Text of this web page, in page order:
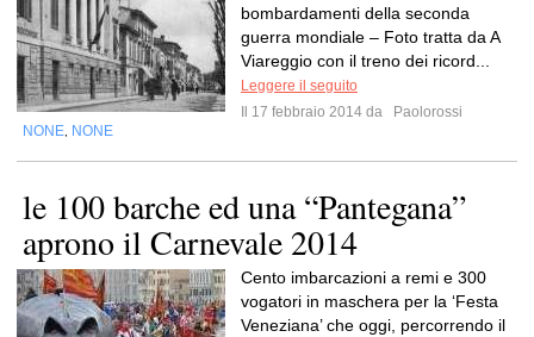
bombardamenti della seconda
guerra mondiale – Foto tratta da A
Viareggio con il treno dei ricord...
Leggere il seguito
Il 17 febbraio 2014 da
Paolorossi
NONE NONE
le 100 barche ed una “Pantegana”
aprono il Carnevale 2014
Cento imbarcazioni a remi e 300
vogatori in maschera per la ‘Festa
Veneziana’ che oggi, percorrendo il